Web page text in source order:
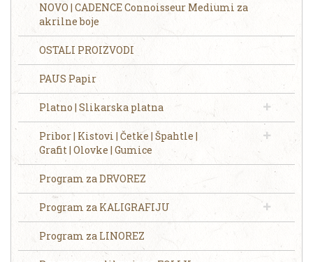
NOVO | CADENCE Connoisseur Mediumi za
akrilne boje
OSTALI PROIZVODI
PAUS Papir
Platno | Slikarska platna
Pribor | Kistovi | Četke | Špahtle |
Grafit | Olovke | Gumice
Program za DRVOREZ
Program za KALIGRAFIJU
Program za LINOREZ